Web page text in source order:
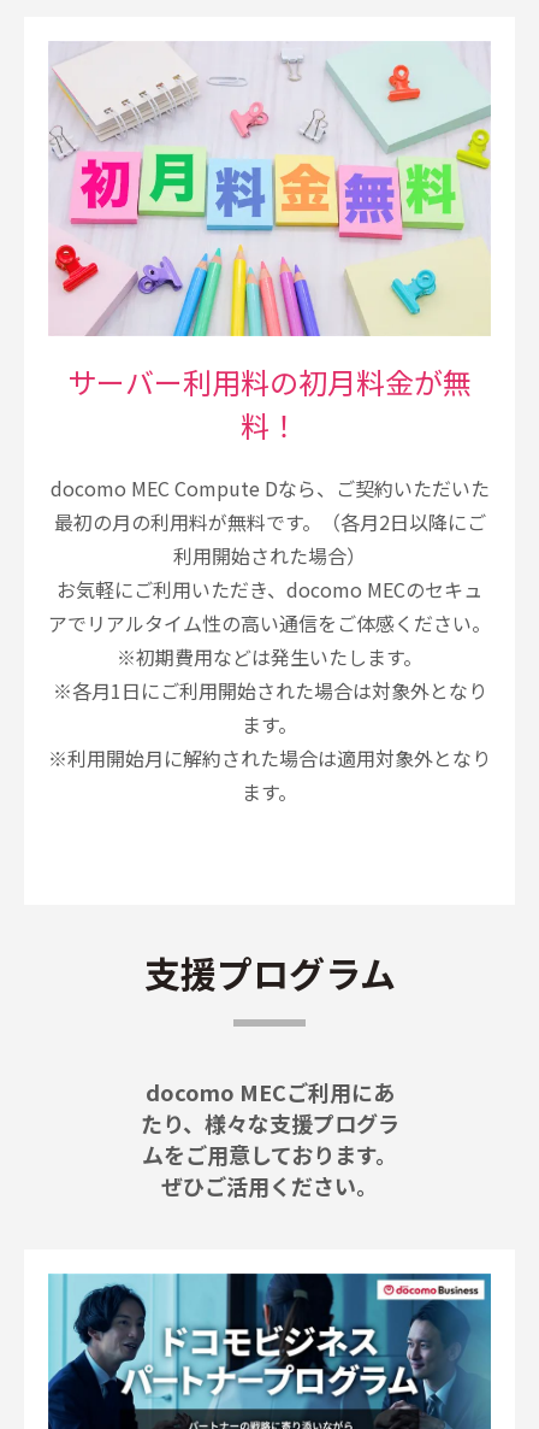
サーバー利用料の初月料金が無
料！
docomo MEC Compute Dなら、ご契約いただいた
最初の月の利用料が無料です。（各月2日以降にご
利用開始された場合）
お気軽にご利用いただき、docomo MECのセキュ
アでリアルタイム性の高い通信をご体感ください。
※初期費用などは発生いたします。
※各月1日にご利用開始された場合は対象外となり
ます。
※利用開始月に解約された場合は適用対象外となり
ます。
支援プログラム
docomo MECご利用にあ
たり、様々な支援プログラ
ムをご用意しております。
ぜひご活用ください。